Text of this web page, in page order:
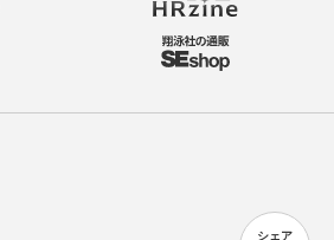
シェア